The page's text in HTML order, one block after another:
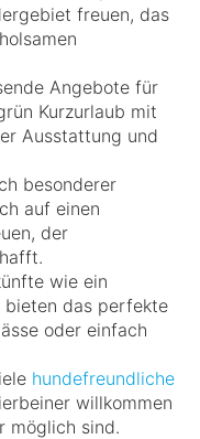
freuen, das
Angebote für
Kurzurlaub mit
Ausstattung und
besonderer
auf einen
der
wie ein
bieten das perfekte
oder einfach
hundefreundliche
willkommen
möglich sind.